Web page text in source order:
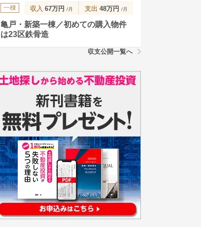
一棟 収入 67万円 /月 支出 48万円 /月
亀戸・新築一棟／初めての購入物件
は23区鉄骨造
収支公開一覧へ